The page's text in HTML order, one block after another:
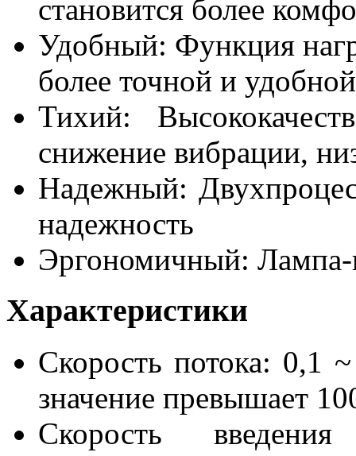
становится более
Удобный: Функция
более точной и
Тихий:
снижение вибрации,
Надежный:
надежность
Эргономичный:
Характеристики
Скорость потока: 0,1
значение превышает
Скорость